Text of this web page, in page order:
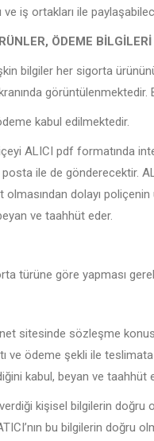
iş ortakları ile
ÖDEME
bilgiler her sigorta
kabul edilmektedir.
ALICI pdf formatında
ile de gönderecektir.
olmasından dolayı
ve taahhüt eder.
türüne göre yapması
sitesinde sözleşme
ve ödeme şekli ile
kabul, beyan ve taahhüt
kişisel bilgilerin doğru
bu bilgilerin doğru